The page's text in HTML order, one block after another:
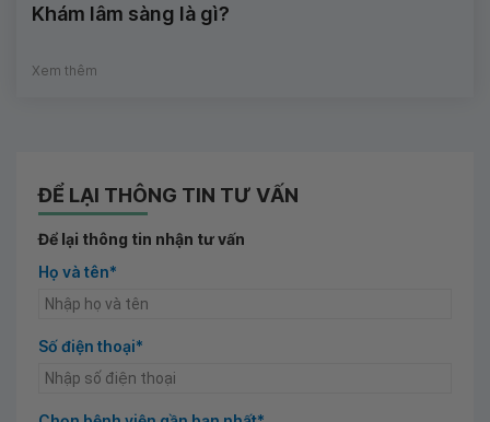
Khám lâm sàng là gì?
Xem thêm
ĐỂ LẠI THÔNG TIN TƯ VẤN
Để lại thông tin nhận tư vấn
Họ và tên*
Số điện thoại*